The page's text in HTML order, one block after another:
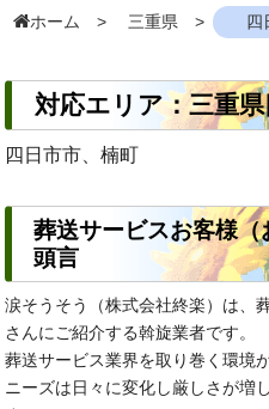
ホーム 三重県 四
対応エリア：三重
四日市市、楠町
葬送サービスお客様
頭言
涙そうそう（株式会社終楽）は、
さんにご紹介する斡旋業者です。
葬送サービス業界を取り巻く環境
ニーズは日々に変化し厳しさが増